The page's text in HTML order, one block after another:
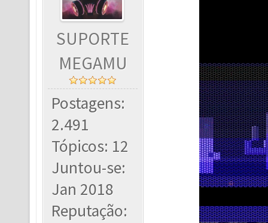
SUPORTE
MEGAMU
Postagens:
2.491
Tópicos: 12
Juntou-se:
Jan 2018
Reputação: